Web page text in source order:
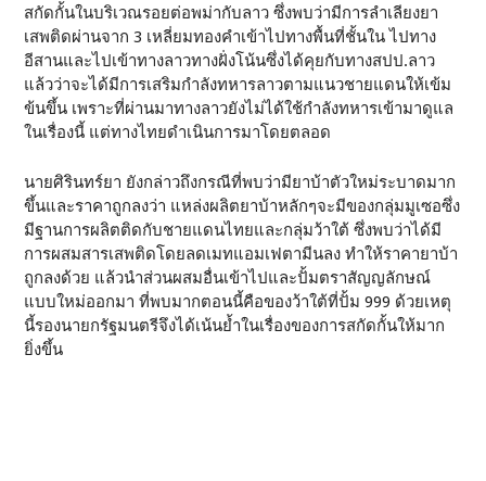
สกัดกั้นในบริเวณรอยต่อพม่ากับลาว ซึ่งพบว่ามีการลำเลียงยา
เสพติดผ่านจาก 3 เหลี่ยมทองคำเข้าไปทางพื้นที่ชั้นใน ไปทาง
อีสานและไปเข้าทางลาวทางฝั่งโน้นซึ่งได้คุยกับทางสปป.ลาว
แล้วว่าจะได้มีการเสริมกำลังทหารลาวตามแนวชายแดนให้เข้ม
ข้นขึ้น เพราะที่ผ่านมาทางลาวยังไม่ได้ใช้กำลังทหารเข้ามาดูแล
ในเรื่องนี้ แต่ทางไทยดำเนินการมาโดยตลอด
นายศิรินทร์ยา ยังกล่าวถึงกรณีที่พบว่ามียาบ้าตัวใหม่ระบาดมาก
ขึ้นและราคาถูกลงว่า แหล่งผลิตยาบ้าหลักๆจะมีของกลุ่มมูเซอซึ่ง
มีฐานการผลิตติดกับชายแดนไทยและกลุ่มว้าใต้ ซึ่งพบว่าได้มี
การผสมสารเสพติดโดยลดเมทแอมเฟตามีนลง ทำให้ราคายาบ้า
ถูกลงด้วย แล้วนำส่วนผสมอื่นเข้าไปและปั้มตราสัญญลักษณ์
แบบใหม่ออกมา ที่พบมากตอนนี้คือของว้าใต้ที่ปั้ม 999 ด้วยเหตุ
นี้รองนายกรัฐมนตรีจึงได้เน้นย้ำในเรื่องของการสกัดกั้นให้มาก
ยิ่งขึ้น